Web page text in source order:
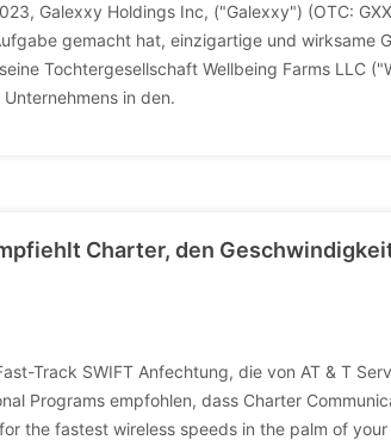
Galexxy Holdings Inc, ("Galexxy") (OTC:
gemacht hat, einzigartige und wirksame
Tochtergesellschaft Wellbeing Farms LLC
in den.
Charter, den
Track SWIFT Anfechtung, die von AT & T
Programs empfohlen, dass Charter
the fastest wireless speeds in the palm of